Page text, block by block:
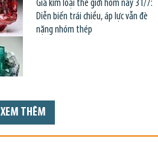
Giá kim loại thế giới hôm nay 31/7:
Diễn biến trái chiều, áp lực vẫn đè
nặng nhóm thép
XEM THÊM